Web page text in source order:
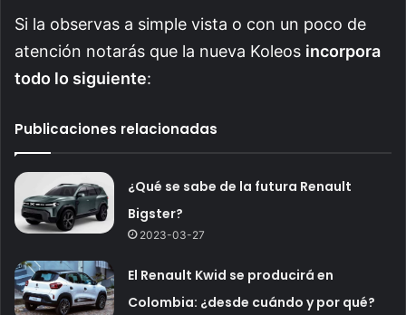
Si la observas a simple vista o con un poco de
atención notarás que la nueva Koleos incorpora
todo lo siguiente:
Publicaciones relacionadas
¿Qué se sabe de la futura Renault
Bigster?
2023-03-27
El Renault Kwid se producirá en
Colombia: ¿desde cuándo y por qué?